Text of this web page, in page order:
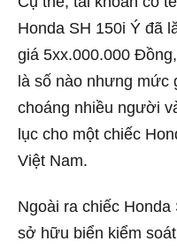
Honda SH 150i Ý đã
giá 5xx.000.000
là số nào nhưng mức
choáng nhiều người
lục cho một chiếc
Việt Nam.
Ngoài ra chiếc
sở hữu biển kiểm